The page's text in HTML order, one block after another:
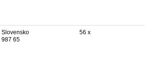
Slovensko
987 65
56 x